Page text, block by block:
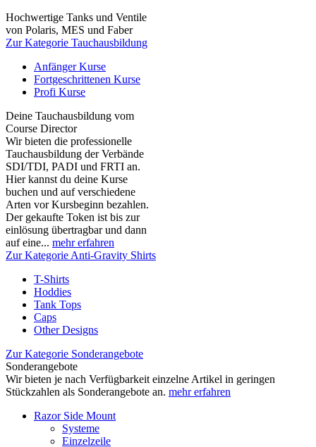
Hochwertige Tanks und Ventile
von Polaris, MES und Faber
Zur Kategorie Tauchausbildung
Anfänger Kurse
Fortgeschrittenen Kurse
Profi Kurse
Deine Tauchausbildung vom
Course Director
Wir bieten die professionelle
Tauchausbildung der Verbände
SDI/TDI, PADI und FRTI an.
Hier kannst du deine Kurse
buchen und auf verschiedene
Arten vor Kursbeginn bezahlen.
Der gekaufte Token ist bis zur
einlösung übertragbar und dann
auf eine... mehr erfahren
Zur Kategorie Anti-Gravity Shirts
T-Shirts
Hoddies
Tank Tops
Caps
Other Designs
Zur Kategorie Sonderangebote
Sonderangebote
Wir bieten je nach Verfügbarkeit einzelne Artikel in geringen
Stückzahlen als Sonderangebote an. mehr erfahren
Razor Side Mount
Systeme
Einzelzeile